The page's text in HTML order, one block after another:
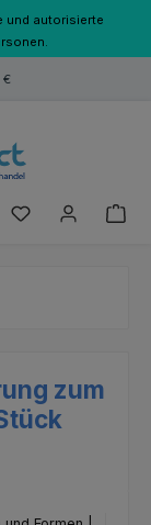
und autorisierte
€
Du hast 0
zum